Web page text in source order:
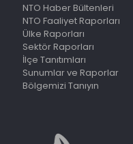
NTO Haber Bültenleri
NTO Faaliyet Raporları
Ülke Raporları
Sektör Raporları
İlçe Tanıtımları
Sunumlar ve Raporlar
Bölgemizi Tanıyın